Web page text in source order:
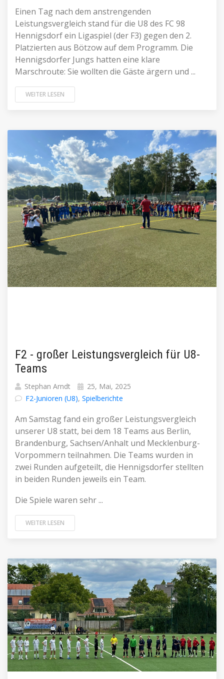
Einen Tag nach dem anstrengenden
Leistungsvergleich stand für die U8 des FC 98
Hennigsdorf ein Ligaspiel (der F3) gegen den 2.
Platzierten aus Bötzow auf dem Programm. Die
Hennigsdorfer Jungs hatten eine klare
Marschroute: Sie wollten die Gäste ärgern und ...
WEITER LESEN
F2 - großer Leistungsvergleich für U8-
Teams
Stephan Arndt
25, Mai, 2025
F2-Junioren (U8), Spielberichte
Am Samstag fand ein großer Leistungsvergleich
unserer U8 statt, bei dem 18 Teams aus Berlin,
Brandenburg, Sachsen/Anhalt und Mecklenburg-
Vorpommern teilnahmen. Die Teams wurden in
zwei Runden aufgeteilt, die Hennigsdorfer stellten
in beiden Runden jeweils ein Team.
Die Spiele waren sehr ...
WEITER LESEN